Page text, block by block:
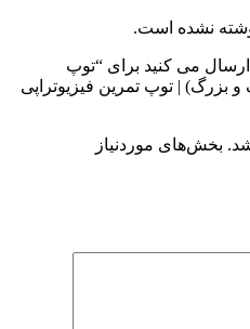
نشده است.
ارسال می کنید برای “توپ
بزرگ) | توپ تمرین فیزیوتراپی
بخش‌های موردنیاز